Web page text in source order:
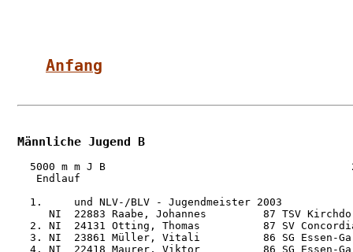
Anfang
Männliche Jugend B
5000 m m J B
   Endlauf
  1.     und NLV-/BLV - Jugendmeister 2003
NI  22883 Raabe, Johannes         87 TSV
2. NI  24131 Otting, Thomas          87 SV
3. NI  23861 Müller, Vitali          86 SG Essen-
4. NI  22418 Maurer, Viktor          86 SG Essen-